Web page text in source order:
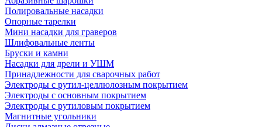
Полировальные насадки
Опорные тарелки
Мини насадки для граверов
Шлифовальные ленты
Бруски и камни
Насадки для дрели и УШМ
Принадлежности для сварочных работ
Электроды с рутил-целлюлозным покрытием
Электроды с основным покрытием
Электроды с рутиловым покрытием
Магнитные угольники